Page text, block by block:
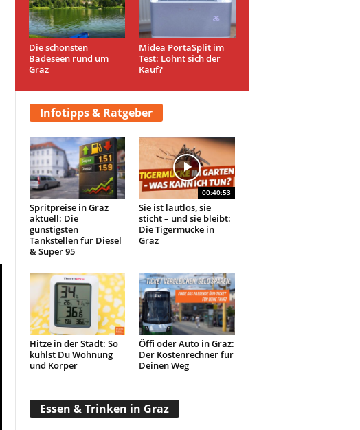
Die schönsten
Badeseen rund um
Graz
Midea PortaSplit im
Test: Lohnt sich der
Kauf?
Infotipps & Ratgeber
Spritpreise in Graz
aktuell: Die
günstigsten
Tankstellen für Diesel
& Super 95
00:40:53
Sie ist lautlos, sie
sticht – und sie bleibt:
Die Tigermücke in
Graz
Hitze in der Stadt: So
kühlst Du Wohnung
und Körper
Öffi oder Auto in Graz:
Der Kostenrechner für
Deinen Weg
Essen & Trinken in Graz